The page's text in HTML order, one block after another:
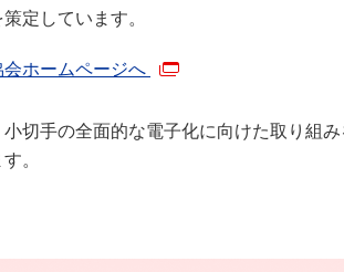
定しています。
ホームページへ
切手の全面的な電子化に向けた取り組
。